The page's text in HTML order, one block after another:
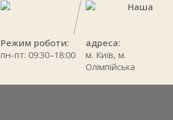
Режим роботи:
пн-пт: 09:30–18:00
Наша
адреса:
м. Київ, м.
Олімпійська